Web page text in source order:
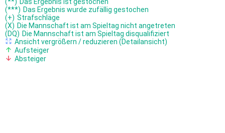
(***) Das Ergebnis wurde zufällig gestochen
(+) Strafschläge
(X) Die Mannschaft ist am Spieltag nicht angetreten
(DQ) Die Mannschaft ist am Spieltag disqualifiziert
Ansicht vergrößern / reduzieren (Detailansicht)
Aufsteiger
Absteiger